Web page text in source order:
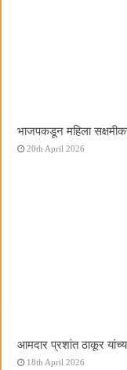
भाजपकडून महिला
20th April 2026
आमदार प्रशांत ठाकूर
18th April 2026